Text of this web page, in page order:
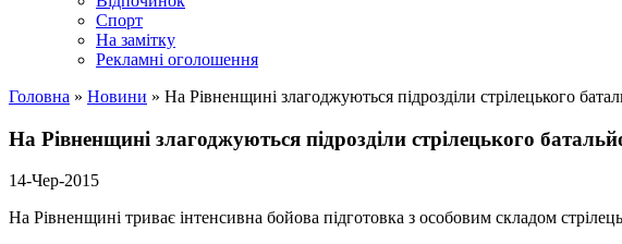
Спорт
На замітку
Рекламні оголошення
Головна » Новини » На Рівненщині злагоджуються підрозділи стрілецького
На Рівненщині злагоджуються підрозділи стрілецького
14-Чер-2015
На Рівненщині триває інтенсивна бойова підготовка з особовим складом